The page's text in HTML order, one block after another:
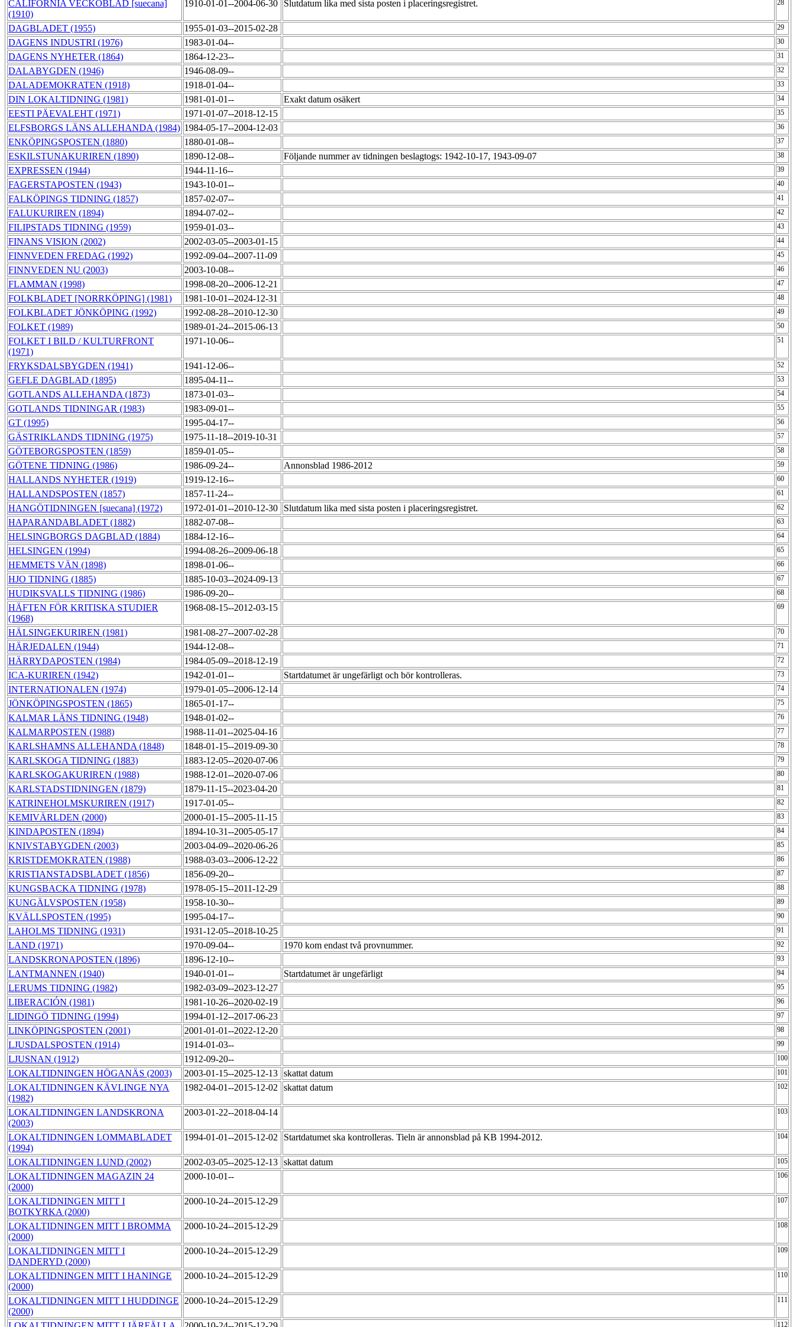
CALIFORNIA VECKOBLAD [suecana]
(1910)
1910-01-01--2004-06-30 Slutdatum lika med sista posten i placeringsregistret. 28
DAGBLADET (1955) 1955-01-03--2015-02-28 29
DAGENS INDUSTRI (1976) 1983-01-04-- 30
DAGENS NYHETER (1864) 1864-12-23-- 31
DALABYGDEN (1946) 1946-08-09-- 32
DALADEMOKRATEN (1918) 1918-01-04-- 33
DIN LOKALTIDNING (1981) 1981-01-01-- Exakt datum osäkert 34
EESTI PÄEVALEHT (1971) 1971-01-07--2018-12-15 35
ELFSBORGS LÄNS ALLEHANDA (1984) 1984-05-17--2004-12-03 36
ENKÖPINGSPOSTEN (1880) 1880-01-08-- 37
ESKILSTUNAKURIREN (1890) 1890-12-08-- Följande nummer av tidningen beslagtogs: 1942-10-17, 1943-09-07 38
EXPRESSEN (1944) 1944-11-16-- 39
FAGERSTAPOSTEN (1943) 1943-10-01-- 40
FALKÖPINGS TIDNING (1857) 1857-02-07-- 41
FALUKURIREN (1894) 1894-07-02-- 42
FILIPSTADS TIDNING (1959) 1959-01-03-- 43
FINANS VISION (2002) 2002-03-05--2003-01-15 44
FINNVEDEN FREDAG (1992) 1992-09-04--2007-11-09 45
FINNVEDEN NU (2003) 2003-10-08-- 46
FLAMMAN (1998) 1998-08-20--2006-12-21 47
FOLKBLADET [NORRKÖPING] (1981) 1981-10-01--2024-12-31 48
FOLKBLADET JÖNKÖPING (1992) 1992-08-28--2010-12-30 49
FOLKET (1989) 1989-01-24--2015-06-13 50
FOLKET I BILD / KULTURFRONT
(1971)
1971-10-06-- 51
FRYKSDALSBYGDEN (1941) 1941-12-06-- 52
GEFLE DAGBLAD (1895) 1895-04-11-- 53
GOTLANDS ALLEHANDA (1873) 1873-01-03-- 54
GOTLANDS TIDNINGAR (1983) 1983-09-01-- 55
GT (1995) 1995-04-17-- 56
GÄSTRIKLANDS TIDNING (1975) 1975-11-18--2019-10-31 57
GÖTEBORGSPOSTEN (1859) 1859-01-05-- 58
GÖTENE TIDNING (1986) 1986-09-24-- Annonsblad 1986-2012 59
HALLANDS NYHETER (1919) 1919-12-16-- 60
HALLANDSPOSTEN (1857) 1857-11-24-- 61
HANGÖTIDNINGEN [suecana] (1972) 1972-01-01--2010-12-30 Slutdatum lika med sista posten i placeringsregistret. 62
HAPARANDABLADET (1882) 1882-07-08-- 63
HELSINGBORGS DAGBLAD (1884) 1884-12-16-- 64
HELSINGEN (1994) 1994-08-26--2009-06-18 65
HEMMETS VÄN (1898) 1898-01-06-- 66
HJO TIDNING (1885) 1885-10-03--2024-09-13 67
HUDIKSVALLS TIDNING (1986) 1986-09-20-- 68
HÄFTEN FÖR KRITISKA STUDIER
(1968)
1968-08-15--2012-03-15 69
HÄLSINGEKURIREN (1981) 1981-08-27--2007-02-28 70
HÄRJEDALEN (1944) 1944-12-08-- 71
HÄRRYDAPOSTEN (1984) 1984-05-09--2018-12-19 72
ICA-KURIREN (1942) 1942-01-01-- Startdatumet är ungefärligt och bör kontrolleras. 73
INTERNATIONALEN (1974) 1979-01-05--2006-12-14 74
JÖNKÖPINGSPOSTEN (1865) 1865-01-17-- 75
KALMAR LÄNS TIDNING (1948) 1948-01-02-- 76
KALMARPOSTEN (1988) 1988-11-01--2025-04-16 77
KARLSHAMNS ALLEHANDA (1848) 1848-01-15--2019-09-30 78
KARLSKOGA TIDNING (1883) 1883-12-05--2020-07-06 79
KARLSKOGAKURIREN (1988) 1988-12-01--2020-07-06 80
KARLSTADSTIDNINGEN (1879) 1879-11-15--2023-04-20 81
KATRINEHOLMSKURIREN (1917) 1917-01-05-- 82
KEMIVÄRLDEN (2000) 2000-01-15--2005-11-15 83
KINDAPOSTEN (1894) 1894-10-31--2005-05-17 84
KNIVSTABYGDEN (2003) 2003-04-09--2020-06-26 85
KRISTDEMOKRATEN (1988) 1988-03-03--2006-12-22 86
KRISTIANSTADSBLADET (1856) 1856-09-20-- 87
KUNGSBACKA TIDNING (1978) 1978-05-15--2011-12-29 88
KUNGÄLVSPOSTEN (1958) 1958-10-30-- 89
KVÄLLSPOSTEN (1995) 1995-04-17-- 90
LAHOLMS TIDNING (1931) 1931-12-05--2018-10-25 91
LAND (1971) 1970-09-04-- 1970 kom endast två provnummer. 92
LANDSKRONAPOSTEN (1896) 1896-12-10-- 93
LANTMANNEN (1940) 1940-01-01-- Startdatumet är ungefärligt 94
LERUMS TIDNING (1982) 1982-03-09--2023-12-27 95
LIBERACIÓN (1981) 1981-10-26--2020-02-19 96
LIDINGÖ TIDNING (1994) 1994-01-12--2017-06-23 97
LINKÖPINGSPOSTEN (2001) 2001-01-01--2022-12-20 98
LJUSDALSPOSTEN (1914) 1914-01-03-- 99
LJUSNAN (1912) 1912-09-20-- 100
LOKALTIDNINGEN HÖGANÄS (2003) 2003-01-15--2025-12-13 skattat datum 101
LOKALTIDNINGEN KÄVLINGE NYA
(1982)
1982-04-01--2015-12-02 skattat datum 102
LOKALTIDNINGEN LANDSKRONA
(2003)
2003-01-22--2018-04-14 103
LOKALTIDNINGEN LOMMABLADET
(1994)
1994-01-01--2015-12-02 Startdatumet ska kontrolleras. Tieln är annonsblad på KB 1994-2012. 104
LOKALTIDNINGEN LUND (2002) 2002-03-05--2025-12-13 skattat datum 105
LOKALTIDNINGEN MAGAZIN 24
(2000)
2000-10-01-- 106
LOKALTIDNINGEN MITT I
BOTKYRKA (2000)
2000-10-24--2015-12-29 107
LOKALTIDNINGEN MITT I BROMMA
(2000)
2000-10-24--2015-12-29 108
LOKALTIDNINGEN MITT I
DANDERYD (2000)
2000-10-24--2015-12-29 109
LOKALTIDNINGEN MITT I HANINGE
(2000)
2000-10-24--2015-12-29 110
LOKALTIDNINGEN MITT I HUDDINGE
(2000)
2000-10-24--2015-12-29 111
112